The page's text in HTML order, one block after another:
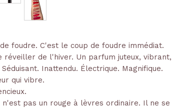
foudre. C'est le coup de foudre immédiat.
réveiller de l'hiver. Un parfum juteux, vibrant,
Inattendu. Électrique. Magnifique.
qui vibre.
n'est pas un rouge à lèvres ordinaire. Il ne se